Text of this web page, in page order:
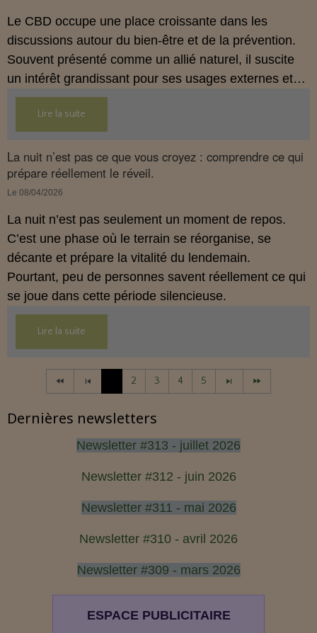
Le CBD occupe une place croissante dans les
discussions autour du bien‑être et de la prévention.
Souvent présenté comme un allié naturel, il suscite
un intérêt grandissant pour ses usages externes et
son interaction avec le système endocannabinoïde.
Cet article propose une mise au point claire, moderne
et conforme à la réglementation française de 2026.
Lire la suite
La nuit n’est pas ce que vous croyez : comprendre ce qui
prépare réellement le réveil.
Le 08/04/2026
La nuit n’est pas seulement un moment de repos.
C’est une phase où le terrain se réorganise, se
décante et prépare la vitalité du lendemain.
Pourtant, peu de personnes savent réellement ce qui
se joue dans cette période silencieuse.
Lire la suite
2 3 4 5
Dernières newsletters
Newsletter #313 - juillet 2026
Newsletter #312 - juin 2026
Newsletter #311 - mai 2026
Newsletter #310 - avril 2026
Newsletter #309 - mars 2026
ESPACE PUBLICITAIRE